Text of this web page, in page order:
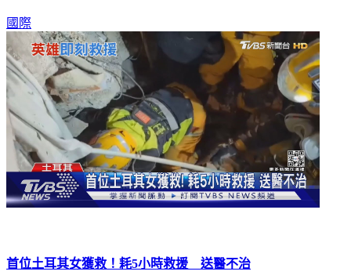
國際
首位土耳其女獲救！耗5小時救援 送醫不治